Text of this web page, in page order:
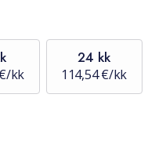
kk
24 kk
114,54 €/kk